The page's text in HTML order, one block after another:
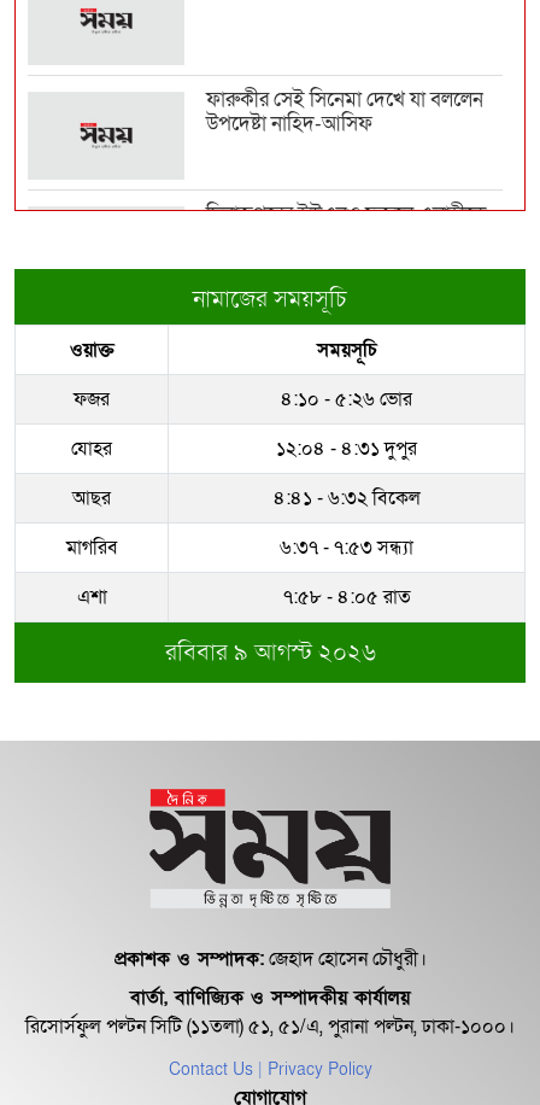
ভারত-চীনের ওপর ১০০ শতাংশ শুল্ক
যাচ্ছেন প্...
ফের বাড়ল স্বর্ণের দাম
অস্ট্রেলিয়ার নাগরিকত্ব পেলেন ইরানের ২
‘বিদ্রোহী’ ফ...
ফারুকীর সেই সিনেমা দেখে যা বললেন
উপদেষ্টা নাহিদ-আসিফ
দিনাজপুরের ইউএনও ফজলে এলাহীকে
রাজউকের ইমারত পরিদর্শক বাপ্পিকে
জোন-৮ এ বদলী
ধরাকে সরা জ্ঞান করেন উমেদার রানা
সম্পদের পাহাড় গড়েছেন নকল নবিশ
আতাউর রহমান
অবশেষে বরখাস্ত রাজউকের শফিউল্লাহ
১৮ জুলাই সব মোবাইল গ্রাহকরা পাবেন
১ জিবি ফ্রি ইন্টারনেট
শেরে বাংলা বালিকা মহাবিদ্যালয়ে ‘নিয়ম
নামাজের সময়সূচি
ওয়াক্ত
সময়সূচি
ফজর
৪:১০ - ৫:২৬ ভোর
যোহর
১২:০৪ - ৪:৩১ দুপুর
আছর
৪:৪১ - ৬:৩২ বিকেল
মাগরিব
৬:৩৭ - ৭:৫৩ সন্ধ্যা
এশা
৭:৫৮ - ৪:০৫ রাত
রবিবার ৯ আগস্ট ২০২৬
প্রকাশক ও সম্পাদক:জেহাদ হোসেন চৌধুরী।
বার্তা, বাণিজ্যিক ও সম্পাদকীয় কার্যালয়
রিসোর্সফুল পল্টন সিটি (১১তলা) ৫১, ৫১/এ, পুরানা পল্টন, ঢাকা-১০০০।
Contact Us | Privacy Policy
যোগাযোগ